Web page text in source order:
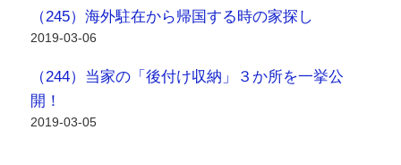
（245）海外駐在から帰国する時の家探し
2019-03-06
（244）当家の「後付け収納」３か所を一挙公
開！
2019-03-05